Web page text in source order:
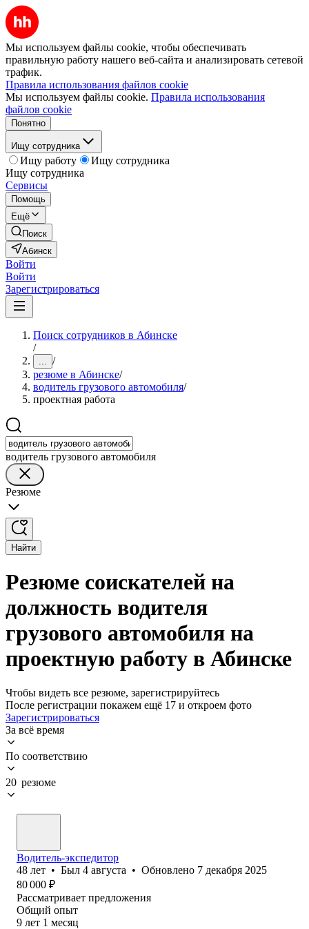
Мы используем файлы cookie, чтобы обеспечивать
правильную работу нашего веб-сайта и анализировать сетевой
трафик.
Правила использования файлов cookie
Мы используем файлы cookie. Правила использования
файлов cookie
Понятно
Ищу сотрудника
Ищу работу
Ищу сотрудника
Ищу сотрудника
Сервисы
Помощь
Ещё
Поиск
Абинск
Войти
Войти
Зарегистрироваться
Поиск сотрудников в Абинске
/
... /
резюме в Абинске/
водитель грузового автомобиля/
проектная работа
водитель грузового автомобиля
Резюме
Найти
Резюме соискателей на
должность водителя
грузового автомобиля на
проектную работу в Абинске
Чтобы видеть все резюме, зарегистрируйтесь
После регистрации покажем ещё 17 и откроем фото
Зарегистрироваться
За всё время
По соответствию
20 резюме
Водитель-экспедитор
48 лет • Был 4 августа • Обновлено 7 декабря 2025
80 000 ₽
Рассматривает предложения
Общий опыт
9 лет 1 месяц